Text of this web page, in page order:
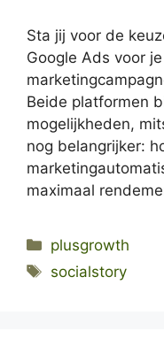
Sta jij voor de
Google Ads voor
Beide platformen
mogelijkheden,
nog belangrijker:
maximaal
Categories
plusgrowth
Tags
socialstory